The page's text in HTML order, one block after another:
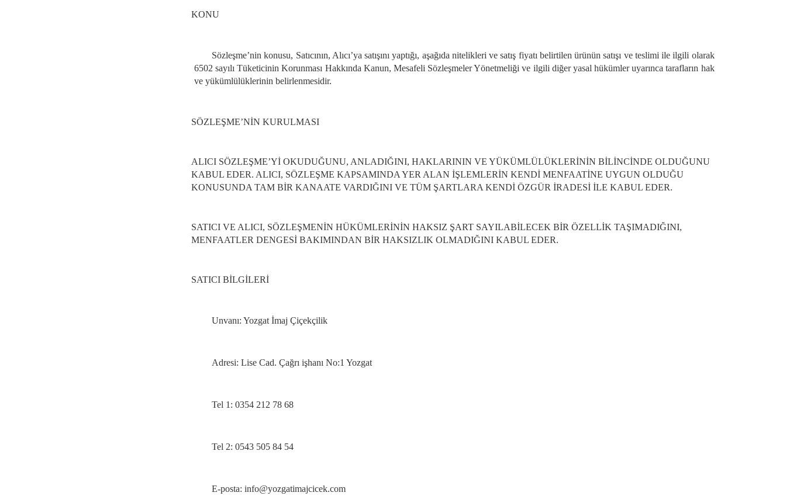
KONU
Sözleşme’nin konusu, Satıcının, Alıcı’ya satışını yaptığı, aşağıda nitelikleri ve satış fiyatı belirtilen ürünün satışı ve teslimi ile ilgili olarak
6502 sayılı Tüketicinin Korunması Hakkında Kanun, Mesafeli Sözleşmeler Yönetmeliği ve ilgili diğer yasal hükümler uyarınca tarafların hak
ve yükümlülüklerinin belirlenmesidir.
SÖZLEŞME’NİN KURULMASI
ALICI SÖZLEŞME’Yİ OKUDUĞUNU, ANLADIĞINI, HAKLARININ VE YÜKÜMLÜLÜKLERİNİN BİLİNCİNDE OLDUĞUNU
KABUL EDER. ALICI, SÖZLEŞME KAPSAMINDA YER ALAN İŞLEMLERİN KENDİ MENFAATİNE UYGUN OLDUĞU
KONUSUNDA TAM BİR KANAATE VARDIĞINI VE TÜM ŞARTLARA KENDİ ÖZGÜR İRADESİ İLE KABUL EDER.
SATICI VE ALICI, SÖZLEŞMENİN HÜKÜMLERİNİN HAKSIZ ŞART SAYILABİLECEK BİR ÖZELLİK TAŞIMADIĞINI,
MENFAATLER DENGESİ BAKIMINDAN BİR HAKSIZLIK OLMADIĞINI KABUL EDER.
SATICI BİLGİLERİ
Unvanı: Yozgat İmaj Çiçekçilik
Adresi: Lise Cad. Çağrı işhanı No:1 Yozgat
Tel 1: 0354 212 78 68
Tel 2: 0543 505 84 54
E-posta: info@yozgatimajcicek.com